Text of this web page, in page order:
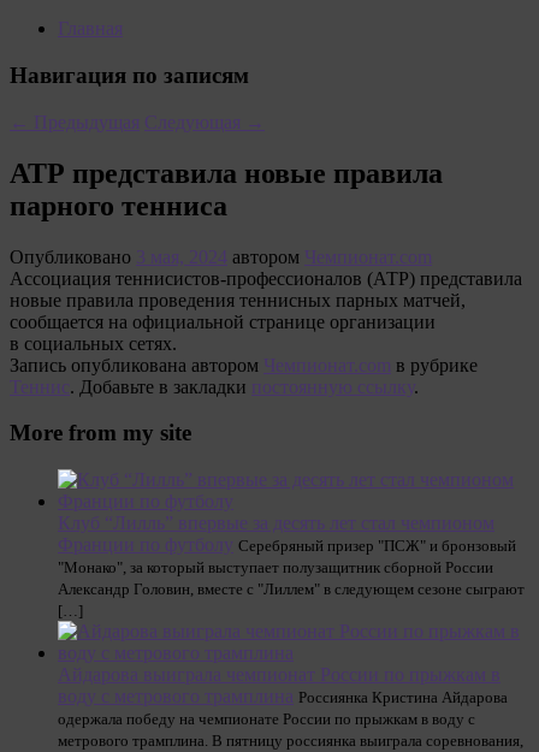
Главная
Навигация по записям
← Предыдущая Следующая →
ATP представила новые правила
парного тенниса
Опубликовано 3 мая, 2024 автором Чемпионат.com
Ассоциация теннисистов-профессионалов (АТР) представила
новые правила проведения теннисных парных матчей,
сообщается на официальной странице организации
в социальных сетях.
Запись опубликована автором Чемпионат.com в рубрике
Теннис. Добавьте в закладки постоянную ссылку.
More from my site
Клуб “Лилль” впервые за десять лет стал чемпионом
Франции по футболу Серебряный призер "ПСЖ" и бронзовый
"Монако", за который выступает полузащитник сборной России
Александр Головин, вместе с "Лиллем" в следующем сезоне сыграют
[…]
Айдарова выиграла чемпионат России по прыжкам в
воду с метрового трамплина Россиянка Кристина Айдарова
одержала победу на чемпионате России по прыжкам в воду с
метрового трамплина. В пятницу россиянка выиграла соревнования,